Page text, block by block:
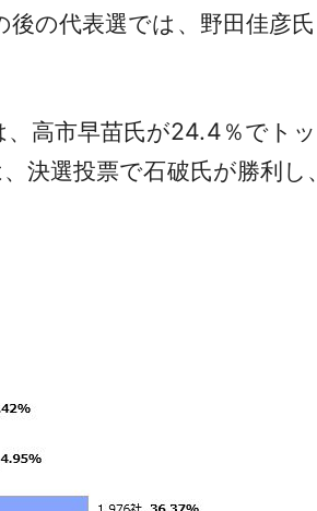
の代表選では、野田佳彦氏
高市早苗氏が24.4％でトッ
決選投票で石破氏が勝利し、